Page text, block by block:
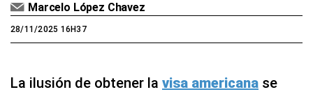
Marcelo López Chavez
28/11/2025 16H37
La ilusión de obtener la visa americana se